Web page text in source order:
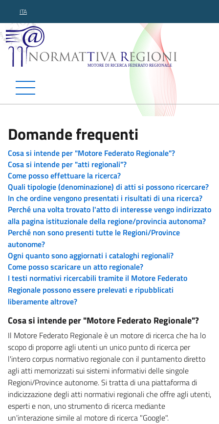
ITA
Normattiva Regioni -
Domande frequenti
Cosa si intende per "Motore Federato Regionale"?
Cosa si intende per "atti regionali"?
Come posso effettuare la ricerca?
Quali tipologie (denominazione) di atti si possono ricercare?
In che ordine vengono presentati i risultati di una ricerca?
Perché una volta trovato l'atto di interesse vengo indirizzato
alla pagina istituzionale della regione/provincia autonoma?
Perché non sono presenti tutte le Regioni/Province
autonome?
Ogni quanto sono aggiornati i cataloghi regionali?
Come posso scaricare un atto regionale?
I testi normativi ricercabili tramite il Motore Federato
Regionale possono essere prelevati e ripubblicati
liberamente altrove?
Cosa si intende per "Motore Federato Regionale"?
Il Motore Federato Regionale è un motore di ricerca che ha lo
scopo di proporre agli utenti un unico punto di ricerca per
l'intero corpus normativo regionale con il puntamento diretto
agli atti memorizzati sui sistemi informativi delle singole
Regioni/Province autonome. Si tratta di una piattaforma di
indicizzazione degli atti normativi regionali che offre agli utenti,
esperti e non, uno strumento di ricerca mediante
un'interazione simile al motore di ricerca "Google".